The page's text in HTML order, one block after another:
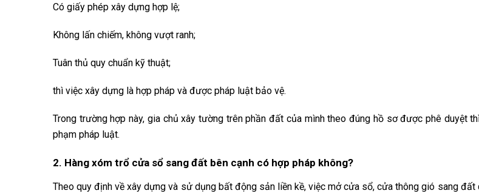
Có giấy phép xây dựng hợp lệ;
Không lấn chiếm, không vượt ranh;
Tuân thủ quy chuẩn kỹ thuật;
thì việc xây dựng là hợp pháp và được pháp luật bảo vệ.
Trong trường hợp này, gia chủ xây tường trên phần đất của mình theo đúng hồ sơ được phê duyệt
phạm pháp luật.
2. Hàng xóm trổ cửa sổ sang đất bên cạnh có hợp pháp không?
Theo quy định về xây dựng và sử dụng bất động sản liền kề, việc mở cửa sổ, cửa thông gió sang